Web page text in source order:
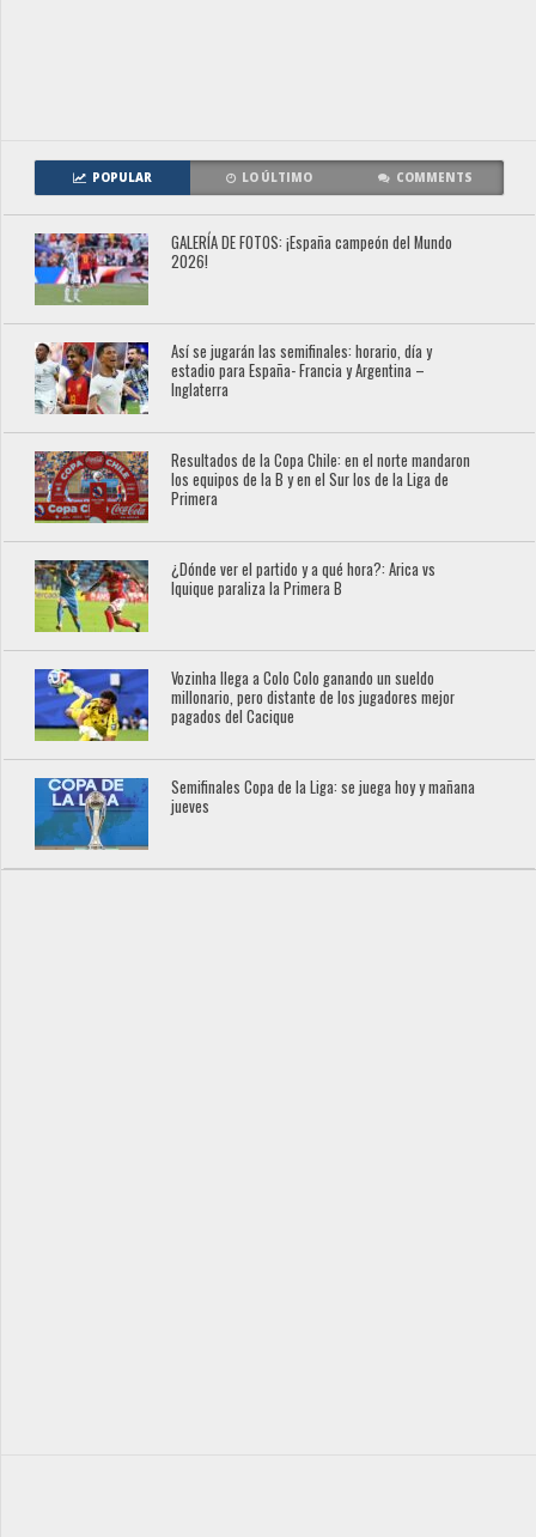
POPULAR LO ÚLTIMO COMMENTS
GALERÍA DE FOTOS: ¡España campeón del Mundo
2026!
Así se jugarán las semifinales: horario, día y
estadio para España- Francia y Argentina –
Inglaterra
Resultados de la Copa Chile: en el norte mandaron
los equipos de la B y en el Sur los de la Liga de
Primera
¿Dónde ver el partido y a qué hora?: Arica vs
Iquique paraliza la Primera B
Vozinha llega a Colo Colo ganando un sueldo
millonario, pero distante de los jugadores mejor
pagados del Cacique
Semifinales Copa de la Liga: se juega hoy y mañana
jueves